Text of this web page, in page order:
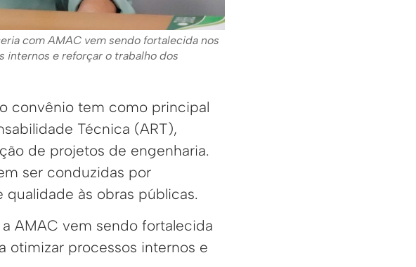
com AMAC vem sendo fortalecida nos
internos e reforçar o trabalho dos
convênio tem como principal
Técnica (ART),
de projetos de engenharia.
ser conduzidas por
às obras públicas.
AMAC vem sendo fortalecida
otimizar processos internos e